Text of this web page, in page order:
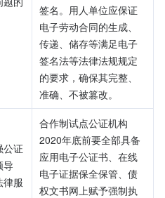
签名。用人单位应保证
电子劳动合同的生成、
传递、储存等满足电子
签名法等法律法规规定
的要求，确保其完整、
准确、不被篡改。
公证
导
律服
合作制试点公证机构
2020年底前要全部具备
应用电子公证书、在线
电子证据保全保管、债
权文书网上赋予强制执